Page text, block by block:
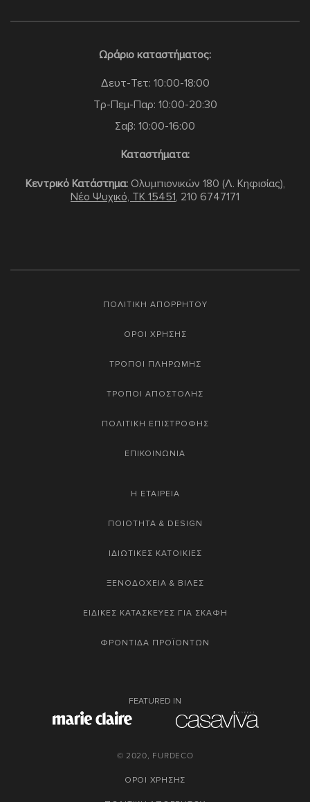
Ωράριο καταστήματος:
Δευτ-Τετ: 10:00-18:00
Τρ-Πεμ-Παρ: 10:00-20:30
Σαβ: 10:00-16:00
Καταστήματα:
Κεντρικό Κατάστημα:Ολυμπιονικών 180 (Λ. Κηφισίας),
Νέο Ψυχικό, TK 15451, 210 6747171
ΠΟΛΙΤΙΚΗ ΑΠΟΡΡΗΤΟΥ
ΟΡΟΙ ΧΡΗΣΗΣ
ΤΡΟΠΟΙ ΠΛΗΡΩΜΗΣ
ΤΡΟΠΟΙ ΑΠΟΣΤΟΛΗΣ
ΠΟΛΙΤΙΚΗ ΕΠΙΣΤΡΟΦΗΣ
ΕΠΙΚΟΙΝΩΝΙΑ
Η ΕΤΑΙΡΕΙΑ
ΠΟΙΟΤΗΤΑ & DESIGN
ΙΔΙΩΤΙΚΕΣ ΚΑΤΟΙΚΙΕΣ
ΞΕΝΟΔΟΧΕΙΑ & ΒΙΛΕΣ
ΕΙΔΙΚΕΣ ΚΑΤΑΣΚΕΥΕΣ ΓΙΑ ΣΚΑΦΗ
ΦΡΟΝΤΙΔΑ ΠΡΟΪΟΝΤΩΝ
FEATURED IN
© 2020, FURDECO
ΟΡΟΙ ΧΡΗΣΗΣ